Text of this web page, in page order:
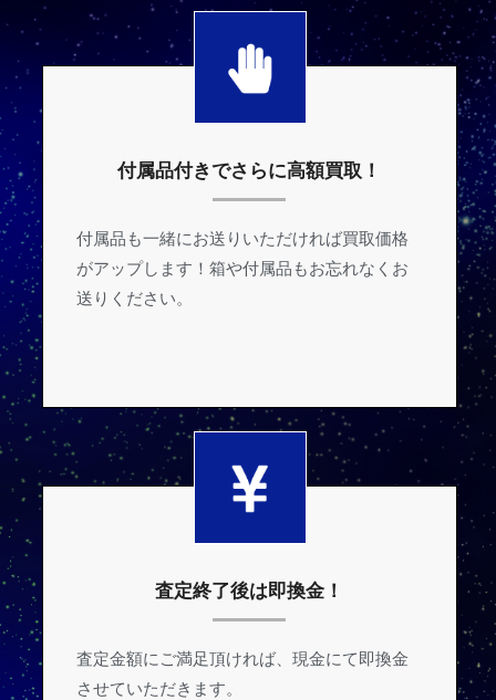
付属品付きでさらに高額買取！
付属品も一緒にお送りいただければ買取価格
がアップします！箱や付属品もお忘れなくお
送りください。
査定終了後は即換金！
査定金額にご満足頂ければ、現金にて即換金
させていただきます。